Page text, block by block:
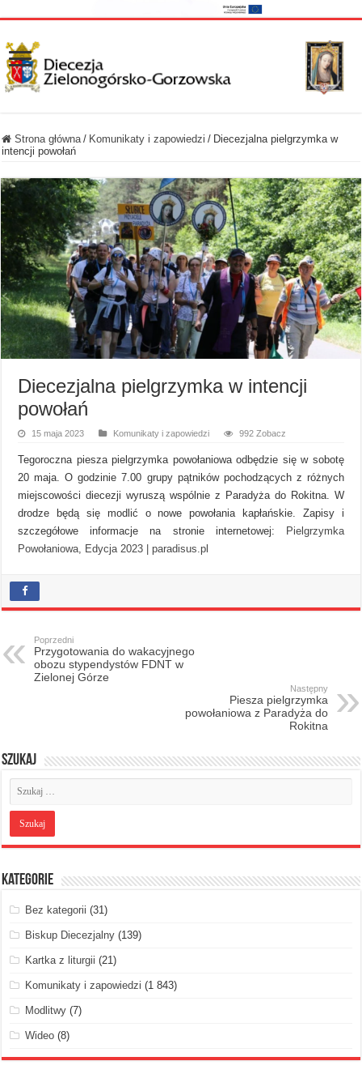
Strona główna / Komunikaty i zapowiedzi / Diecezjalna pielgrzymka w
intencji powołań
Diecezjalna pielgrzymka w intencji
powołań
15 maja 2023 Komunikaty i zapowiedzi 992 Zobacz
Tegoroczna piesza pielgrzymka powołaniowa odbędzie się w sobotę
20 maja. O godzinie 7.00 grupy pątników pochodzących z różnych
miejscowości diecezji wyruszą wspólnie z Paradyża do Rokitna. W
drodze będą się modlić o nowe powołania kapłańskie. Zapisy i
szczegółowe informacje na stronie internetowej: Pielgrzymka
Powołaniowa, Edycja 2023 | paradisus.pl
Poprzedni
Przygotowania do wakacyjnego
obozu stypendystów FDNT w
Zielonej Górze
Następny
Piesza pielgrzymka
powołaniowa z Paradyża do
Rokitna
Szukaj
Kategorie
Bez kategorii (31)
Biskup Diecezjalny (139)
Kartka z liturgii (21)
Komunikaty i zapowiedzi (1 843)
Modlitwy (7)
Wideo (8)